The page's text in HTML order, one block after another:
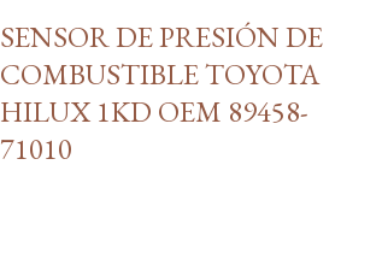
SENSOR DE PRESIÓN DE
COMBUSTIBLE TOYOTA
HILUX 1KD OEM 89458-
71010